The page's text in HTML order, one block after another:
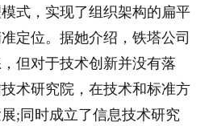
式，实现了组织架构的扁平
定位。据她介绍，铁塔公司
但对于技术创新并没有落
术研究院，在技术和标准方
;同时成立了信息技术研究